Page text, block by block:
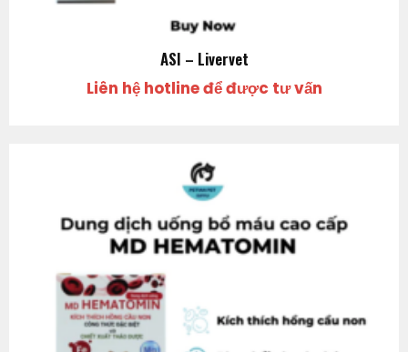
ASI – Livervet
Liên hệ hotline để được tư vấn